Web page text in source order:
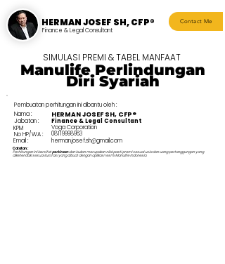
Finance & Legal Consultant
HERMAN JOSEF SH, CFP® Contact Me
SIMULASI PREMI & TABEL MANFAAT
Manulife Perlindungan
Diri Syariah
Pembuatan perhitungan ini dibantu oleh :
Nama :
HERMAN JOSEF SH, CFP®
Jabatan :
Finance & Legal Consultant
KPM
No HP/WA :
Voga Corporation
08119998963
Email :
herman.josef.sh@gmail.com
Catatan :
Perhitungan ini bersifatperkiraandan bukan merupakan nilai pasti premi sesuai usia dan uang pertanggungan yang
dikehendaki sesuai ilustrasi yang dibuat dengan aplikasi resmi Manulife Indonesia.